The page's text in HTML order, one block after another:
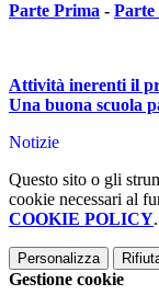
Parte Prima - Parte
Attività inerenti il
Una buona scuola
Notizie
Questo sito o gli
cookie necessari al
COOKIE POLICY.
Personalizza
Gestione cookie